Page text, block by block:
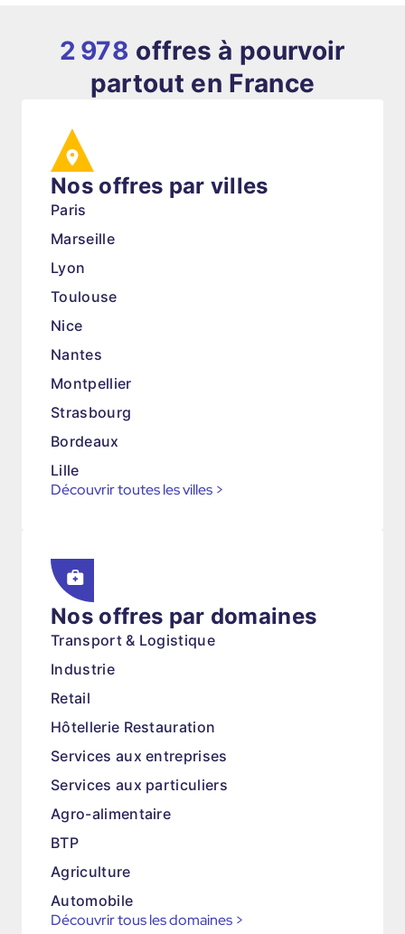
2 978 offres à pourvoir
partout en France
Nos offres par villes
Paris
Marseille
Lyon
Toulouse
Nice
Nantes
Montpellier
Strasbourg
Bordeaux
Lille
Découvrir toutes les villes >
Nos offres par domaines
Transport & Logistique
Industrie
Retail
Hôtellerie Restauration
Services aux entreprises
Services aux particuliers
Agro-alimentaire
BTP
Agriculture
Automobile
Découvrir tous les domaines >